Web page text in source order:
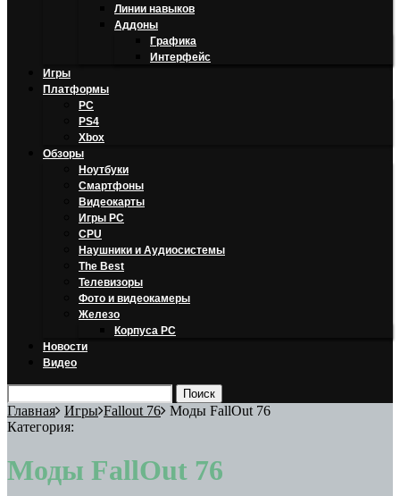
Линии навыков
Аддоны
Графика
Интерфейс
Игры
Платформы
PC
PS4
Xbox
Обзоры
Ноутбуки
Смартфоны
Видеокарты
Игры PC
CPU
Наушники и Аудиосистемы
The Best
Телевизоры
Фото и видеокамеры
Железо
Корпуса PC
Новости
Видео
Главная Игры Fallout 76 Моды FallOut 76
Категория:
Моды FallOut 76